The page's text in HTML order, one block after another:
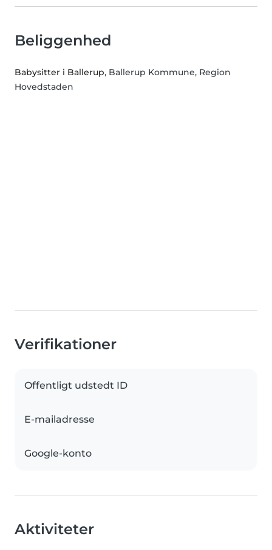
Beliggenhed
Babysitter i Ballerup, Ballerup Kommune, Region
Hovedstaden
Verifikationer
Offentligt udstedt ID
E-mailadresse
Google-konto
Aktiviteter